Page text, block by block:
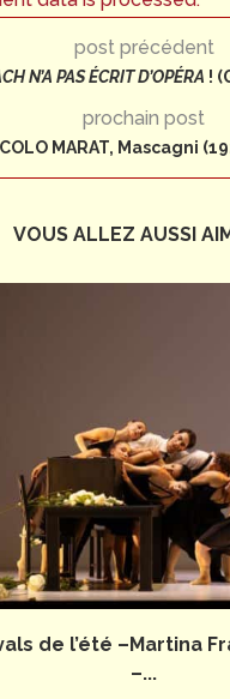
post précédent
N’A PAS ÉCRIT D’OPÉRA !
prochain post
MARAT, Mascagni
VOUS ALLEZ AUSSI
de l’été –Martina
–...